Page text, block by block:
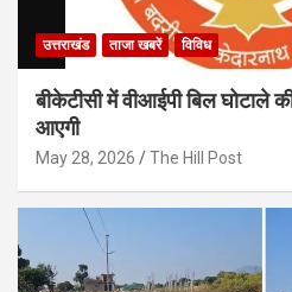
उत्तराखंड ताजा खबरें विविध
बीकेटीसी में वीआईपी बिल घोटाले
आएगी
May 28, 2026 The Hill Post